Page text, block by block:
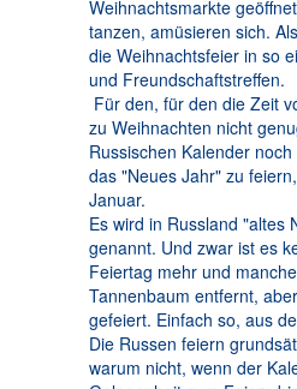
Weihnachtsmarkte
tanzen, amüsieren sich.
die Weihnachtsfeier in so
und Freundschaftstreffen.
Für den, für den die Zeit
zu Weihnachten nicht
Russischen Kalender
das "Neues Jahr" zu
Januar.
Es wird in Russland "altes
genannt. Und zwar ist es
Feiertag mehr und
Tannenbaum entfernt,
gefeiert. Einfach so, aus
Die Russen feiern
warum nicht, wenn der